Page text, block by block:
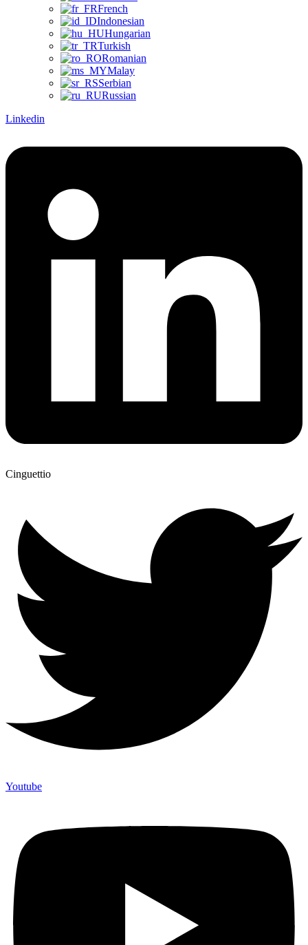
French
Indonesian
Hungarian
Turkish
Romanian
Malay
Serbian
Russian
Linkedin
Cinguettio
Youtube